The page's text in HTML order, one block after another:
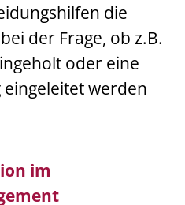
die
der Frage, ob z.B.
oder eine
werden
im